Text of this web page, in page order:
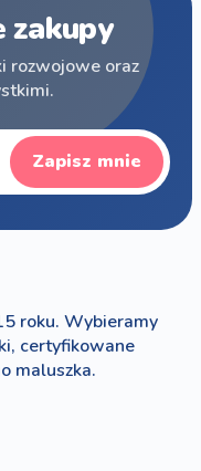
zakupy
rozwojowe oraz
Zapisz mnie
roku. Wybieramy
certyfikowane
maluszka.